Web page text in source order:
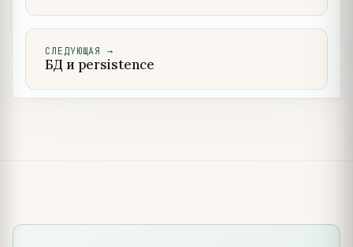
СЛЕДУЮЩАЯ →
БД и persistence